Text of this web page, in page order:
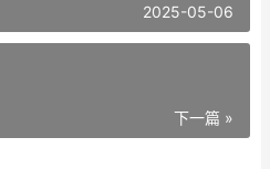
2025-05-06
下一篇 »